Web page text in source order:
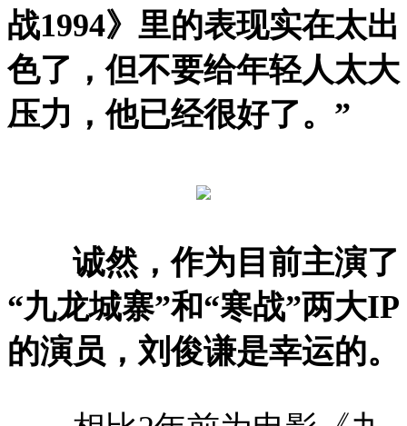
战1994》里的表现实在太出
色了，但不要给年轻人太大
压力，他已经很好了。”
诚然，作为目前主演了
“九龙城寨”和“寒战”两大IP
的演员，刘俊谦是幸运的。